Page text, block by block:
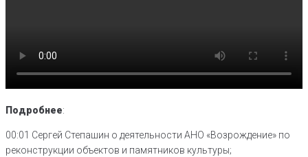
Подробнее:
00:01 Сергей Степашин о деятельности АНО «Возрождение» по
реконструкции объектов и памятников культуры;